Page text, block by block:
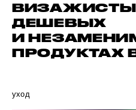
ДЕШЕВЫХ
И
ПРОДУКТАХ
уход